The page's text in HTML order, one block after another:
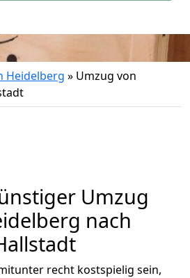
Heidelberg » Umzug von
Umzug
nach
recht kostspielig sein,